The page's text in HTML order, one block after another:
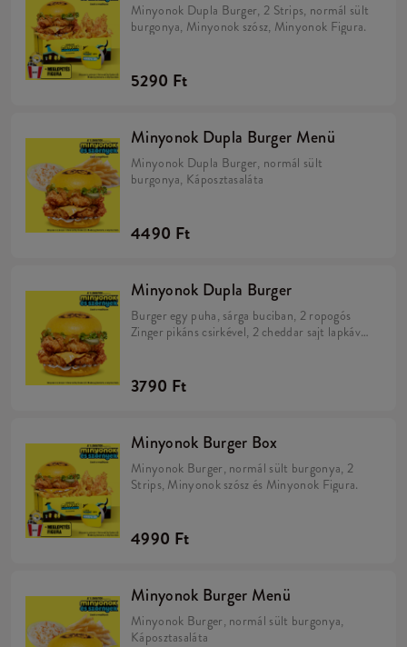
Minyonok Dupla Burger, 2 Strips, normál sült
burgonya, Minyonok szósz, Minyonok Figura.
5290 Ft
Minyonok Dupla Burger Menü
Minyonok Dupla Burger, normál sült
burgonya, Káposztasaláta
4490 Ft
Minyonok Dupla Burger
Burger egy puha, sárga buciban, 2 ropogós
Zinger pikáns csirkével, 2 cheddar sajt lapkával,
3790 Ft
Minyonok Burger Box
Minyonok Burger, normál sült burgonya, 2
Strips, Minyonok szósz és Minyonok Figura.
4990 Ft
Minyonok Burger Menü
Minyonok Burger, normál sült burgonya,
Káposztasaláta